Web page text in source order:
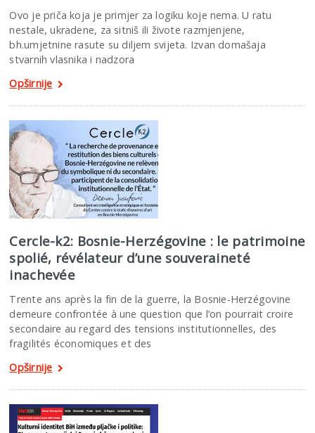
Ovo je priča koja je primjer za logiku koje nema. U ratu
nestale, ukradene, za sitniš ili živote razmjenjene,
bh.umjetnine rasute su diljem svijeta. Izvan domašaja
stvarnih vlasnika i nadzora
Opširnije
Cercle-k2: Bosnie-Herzégovine : le patrimoine
spolié, révélateur d’une souveraineté
inachevée
Trente ans après la fin de la guerre, la Bosnie-Herzégovine
demeure confrontée à une question que l’on pourrait croire
secondaire au regard des tensions institutionnelles, des
fragilités économiques et des
Opširnije